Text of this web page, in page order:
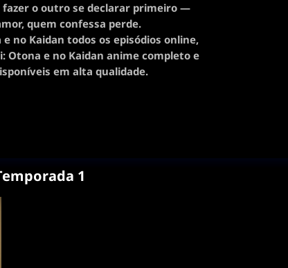
o outro se declarar primeiro —
quem confessa perde.
no Kaidan todos os episódios online,
Otona e no Kaidan anime completo e
em alta qualidade.
1